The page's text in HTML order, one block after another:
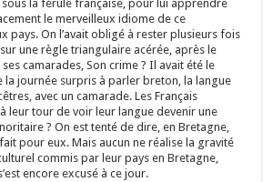
la férule française, pour lui apprendre
le merveilleux idiome de ce
pays. On l’avait obligé à rester plusieurs fois
une règle triangulaire acérée, après le
camarades, Son crime ? Il avait été le
la journée surpris à parler breton, la langue
avec un camarade. Les Français
leur tour de voir leur langue devenir une
? On est tenté de dire, en Bretagne,
fait pour eux. Mais aucun ne réalise la gravité
commis par leur pays en Bretagne,
encore excusé à ce jour.